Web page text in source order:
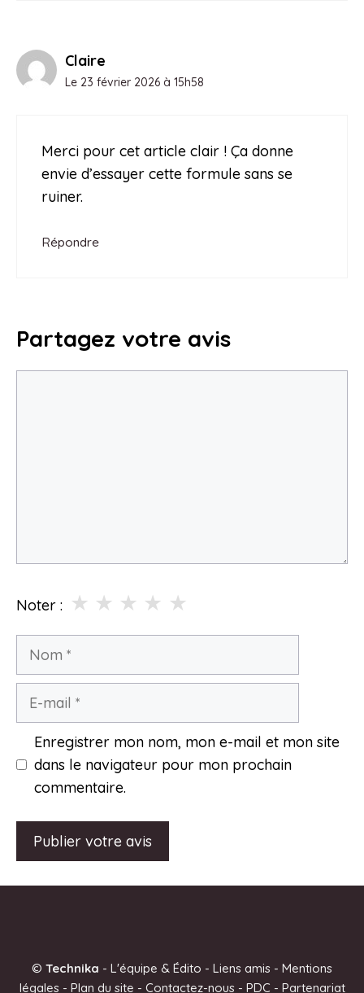
Claire
Le 23 février 2026 à 15h58
Merci pour cet article clair ! Ça donne
envie d’essayer cette formule sans se
ruiner.
Répondre
Partagez votre avis
Noter : ★
★
★
★
★
Nom
Enregistrer mon nom, mon e-mail et mon site
dans le navigateur pour mon prochain
commentaire.
© Technika - L'équipe & Édito - Liens amis - Mentions
légales- Plan du site - Contactez-nous- PDC - Partenariat